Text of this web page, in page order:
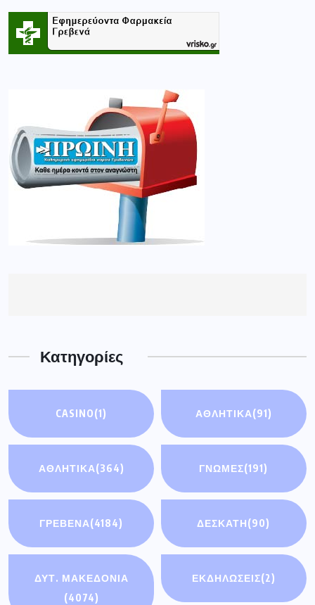
Κατηγορίες
CASINO(1) ΑΘΛΗΤΙΚΆ(91)
ΑΘΛΗΤΙΚΑ(364) ΓΝΩΜΕΣ(191)
ΓΡΕΒΕΝΑ(4184) ΔΕΣΚΑΤΗ(90)
ΔΥΤ. ΜΑΚΕΔΟΝΙΑ
(4074)
ΕΚΔΗΛΩΣΕΙΣ(2)